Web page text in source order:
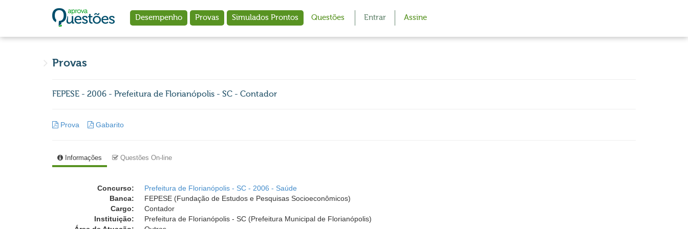
Desempenho Provas Simulados Prontos Questões Entrar Assine
Provas
FEPESE - 2006 - Prefeitura de Florianópolis - SC - Contador
Prova Gabarito
Informações Questões On-line
Concurso:
Prefeitura de Florianópolis - SC - 2006 - Saúde
Banca:
FEPESE (Fundação de Estudos e Pesquisas Socioeconômicos)
Cargo:
Contador
Instituição:
Prefeitura de Florianópolis - SC (Prefeitura Municipal de Florianópolis)